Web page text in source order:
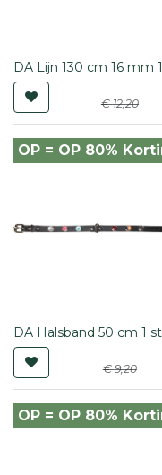
DA Lijn 130 cm 16 mm
€12,20
OP = OP 80%
DA Halsband 50 cm 1
€9,20
OP = OP 80%